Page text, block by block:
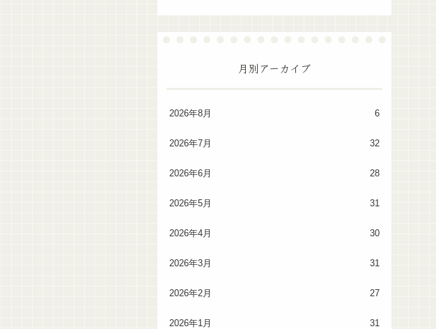
月別アーカイブ
2026年8月 6
2026年7月 32
2026年6月 28
2026年5月 31
2026年4月 30
2026年3月 31
2026年2月 27
2026年1月 31